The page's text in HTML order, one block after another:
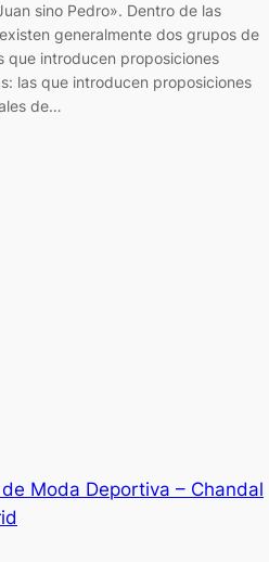
sino Pedro». Dentro de las
generalmente dos grupos de
que introducen proposiciones
las que introducen proposiciones
de…
Moda Deportiva – Chandal